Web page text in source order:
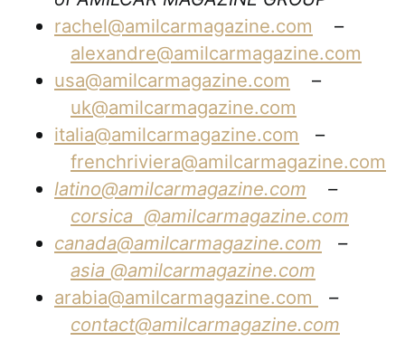
rachel@amilcarmagazine.com –
alexandre@amilcarmagazine.com
usa@amilcarmagazine.com –
uk@amilcarmagazine.com
italia@amilcarmagazine.com –
frenchriviera@amilcarmagazine.com
latino@amilcarmagazine.com –
corsica @amilcarmagazine.com
canada@amilcarmagazine.com –
asia @amilcarmagazine.com
arabia@amilcarmagazine.com
–
contact@amilcarmagazine.com